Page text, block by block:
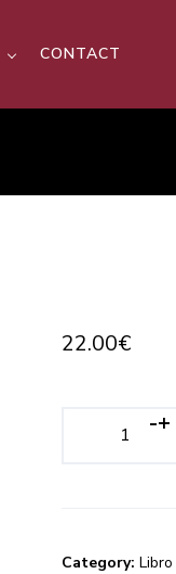
CONTACT
22.00€
-+
Category: Libro